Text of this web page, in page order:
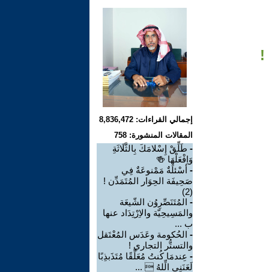
!
إجمالي القراءات: 8,836,472
المقالات المنشورة: 758
- طَلِّقْ إِسْلامَكَ بِالثَّلَاثَةِ
وَاِفْعَلْهَا 🍻
- أسْئلَةٌ مَمْنوعَةٌ فِي
صَحِيفَة الحِوَار المُتَمَدِّن !
(2)
- المُتَنَصِّرِوُن الشّيعَة
والمَسِيحِيّة والاِرْتِدَاد عنها
ب ...
- الحُكومة وعَدَس المُعْتَقل
والتستُّر التجاري !
- عِندمَا كُنتُ مُعَلِّقًا مُتَذَبذِبًا
لَعَنَنِيِ الِّلهُ  ...